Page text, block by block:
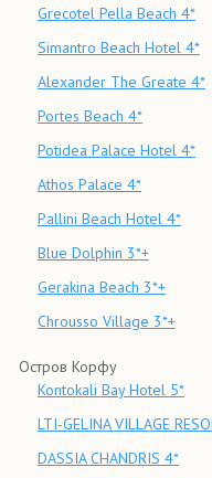
Grecotel Pella Beach 4*
Simantro Beach Hotel 4*
Alexander The Greate 4*
Portes Beach 4*
Potidea Palace Hotel 4*
Athos Palace 4*
Pallini Beach Hotel 4*
Blue Dolphin 3*+
Gerakina Beach 3*+
Chrousso Village 3*+
Остров Корфу
Kontokali Bay Hotel 5*
LTI-GELINA VILLAGE
DASSIA CHANDRIS 4*